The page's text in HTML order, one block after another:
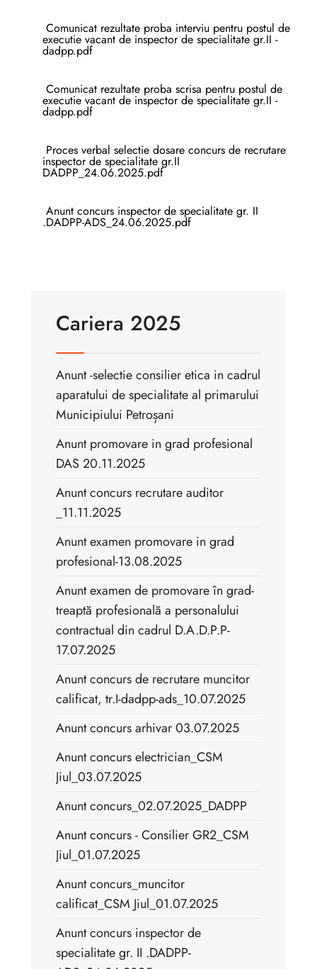
Comunicat rezultate proba interviu pentru postul de
executie vacant de inspector de specialitate gr.II -
dadpp.pdf
Comunicat rezultate proba scrisa pentru postul de
executie vacant de inspector de specialitate gr.II -
dadpp.pdf
Proces verbal selectie dosare concurs de recrutare
inspector de specialitate gr.II
DADPP_24.06.2025.pdf
Anunt concurs inspector de specialitate gr. II
.DADPP-ADS_24.06.2025.pdf
Cariera 2025
Anunt -selectie consilier etica in cadrul
aparatului de specialitate al primarului
Municipiului Petroșani
Anunt promovare in grad profesional
DAS 20.11.2025
Anunt concurs recrutare auditor
_11.11.2025
Anunt examen promovare in grad
profesional-13.08.2025
Anunt examen de promovare în grad-
treaptă profesională a personalului
contractual din cadrul D.A.D.P.P-
17.07.2025
Anunt concurs de recrutare muncitor
calificat, tr.I-dadpp-ads_10.07.2025
Anunt concurs arhivar 03.07.2025
Anunt concurs electrician_CSM
Jiul_03.07.2025
Anunt concurs_02.07.2025_DADPP
Anunt concurs - Consilier GR2_CSM
Jiul_01.07.2025
Anunt concurs_muncitor
calificat_CSM Jiul_01.07.2025
Anunt concurs inspector de
specialitate gr. II .DADPP-